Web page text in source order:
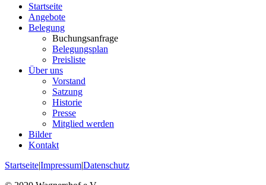
Startseite
Angebote
Belegung
Buchungsanfrage
Belegungsplan
Preisliste
Über uns
Vorstand
Satzung
Historie
Presse
Mitglied werden
Bilder
Kontakt
Startseite|Impressum|Datenschutz